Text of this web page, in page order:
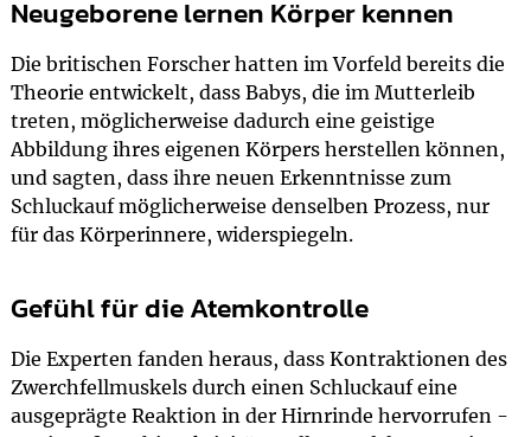
Neugeborene lernen Körper kennen
Die britischen Forscher hatten im Vorfeld bereits die
Theorie entwickelt, dass Babys, die im Mutterleib
treten, möglicherweise dadurch eine geistige
Abbildung ihres eigenen Körpers herstellen können,
und sagten, dass ihre neuen Erkenntnisse zum
Schluckauf möglicherweise denselben Prozess, nur
für das Körperinnere, widerspiegeln.
Gefühl für die Atemkontrolle
Die Experten fanden heraus, dass Kontraktionen des
Zwerchfellmuskels durch einen Schluckauf eine
ausgeprägte Reaktion in der Hirnrinde hervorrufen -